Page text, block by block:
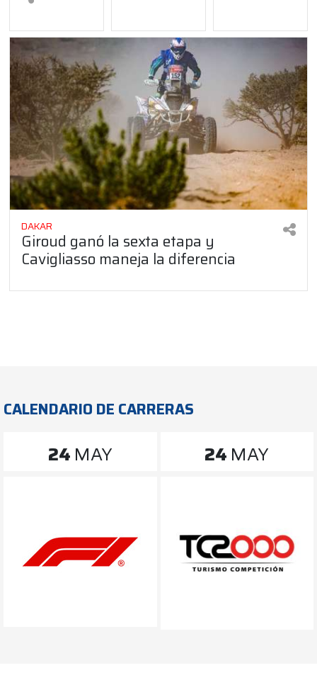
DAKAR
Giroud ganó la sexta etapa y
Cavigliasso maneja la diferencia
CALENDARIO DE CARRERAS
24 MAY 24 MAY